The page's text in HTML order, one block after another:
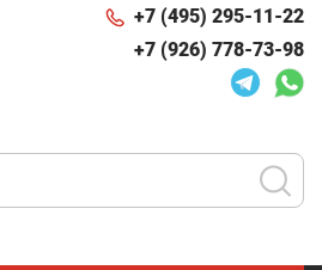
+7 (495) 295-11-22
+7 (926) 778-73-98